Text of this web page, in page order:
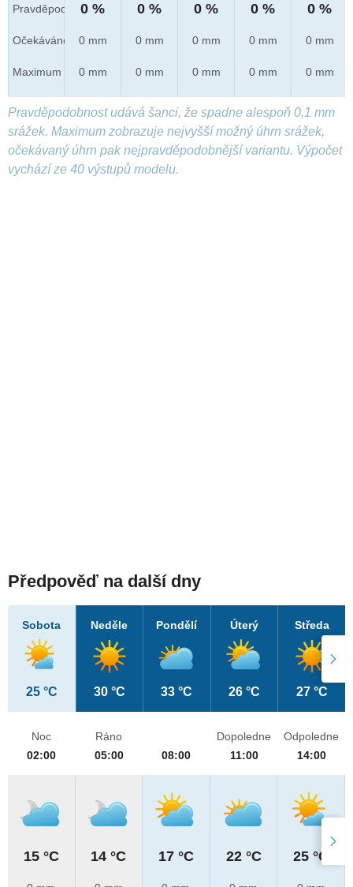
Pravděpod.
Očekáváno
Maximum
0 %
0 mm
0 mm
0 %
0 mm
0 mm
0 %
0 mm
0 mm
0 %
0 mm
0 mm
0 %
0 mm
0 mm
Pravděpodobnost udává šanci, že spadne alespoň 0,1 mm
srážek. Maximum zobrazuje nejvyšší možný úhrn srážek,
očekávaný úhrn pak nejpravděpodobnější variantu. Výpočet
vychází ze 40 výstupů modelu.
Předpověď na další dny
Sobota
25 °C
Neděle
30 °C
Pondělí
33 °C
Úterý
26 °C
Středa
27 °C
Noc
02:00
15 °C
Ráno
05:00
14 °C
08:00
17 °C
Dopoledne
11:00
22 °C
Odpoledne
14:00
25 °C